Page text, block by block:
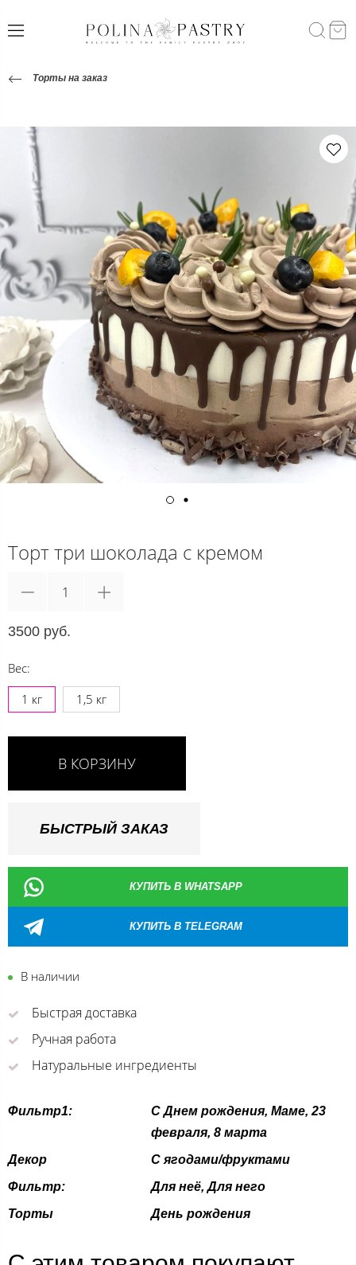
Торты на заказ
Торт три шоколада с кремом
3500 руб.
Вес:
1 кг
1,5 кг
В КОРЗИНУ
БЫСТРЫЙ ЗАКАЗ
КУПИТЬ В WHATSAPP
КУПИТЬ В TELEGRAM
В наличии
Быстрая доставка
Ручная работа
Натуральные ингредиенты
Фильтр1:
С Днем рождения, Маме, 23
февраля, 8 марта
Декор
С ягодами/фруктами
Фильтр:
Для неё, Для него
Торты
День рождения